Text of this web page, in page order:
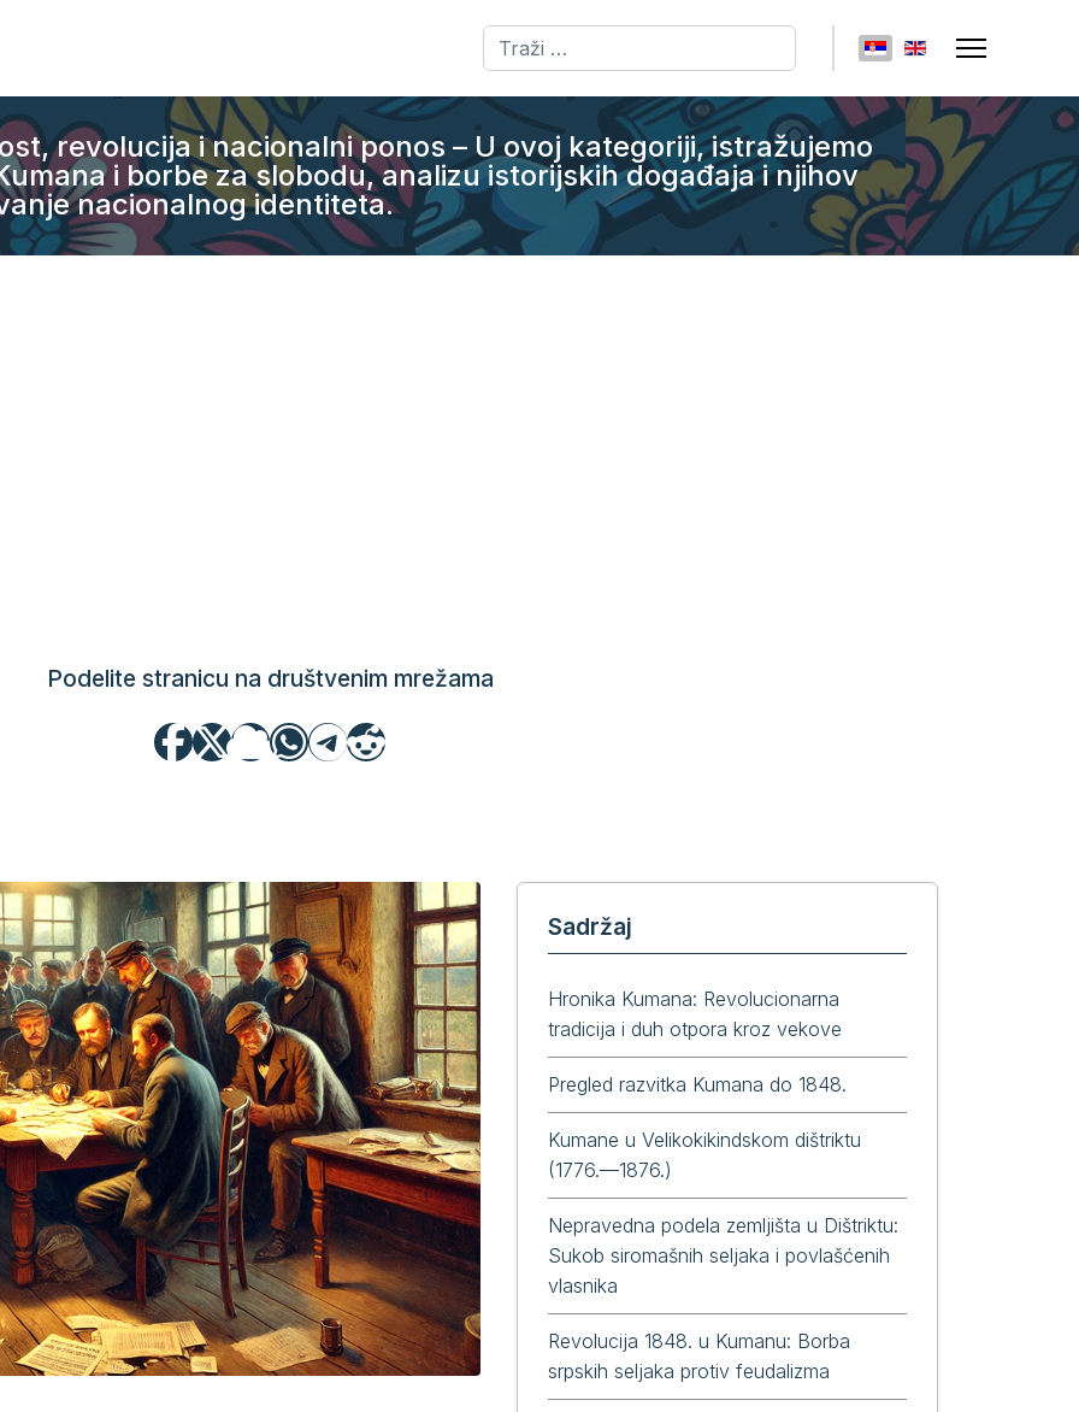
Pretraži Izaberite vaš jezik
revolucija i nacionalni ponos – U ovoj kategoriji, istražujemo
i borbe za slobodu, analizu istorijskih događaja i njihov
nacionalnog identiteta.
Podelite stranicu na društvenim mrežama
Sadržaj
Hronika Kumana: Revolucionarna
tradicija i duh otpora kroz vekove
Pregled razvitka Kumana do 1848.
Kumane u Velikokikindskom dištriktu
(1776.—1876.)
Nepravedna podela zemljišta u Dištriktu:
Sukob siromašnih seljaka i povlašćenih
vlasnika
Revolucija 1848. u Kumanu: Borba
srpskih seljaka protiv feudalizma